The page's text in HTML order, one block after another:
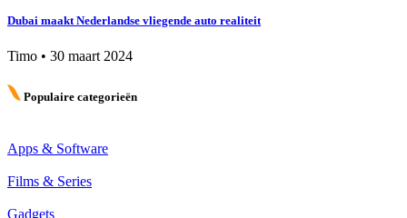
Dubai maakt Nederlandse vliegende auto realiteit
Timo • 30 maart 2024
Populaire categorieën
Apps & Software
Films & Series
Gadgets